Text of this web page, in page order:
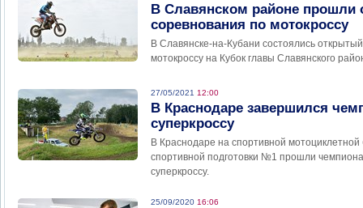
В Славянском районе прошли
соревнования по мотокроссу
В Славянске-на-Кубани состоялись
мотокроссу на Кубок главы Славянского
27/05/2021 12:00
В Краснодаре завершился
суперкроссу
В Краснодаре на спортивной
спортивной подготовки №1 прошли
суперкроссу.
25/09/2020 16:06